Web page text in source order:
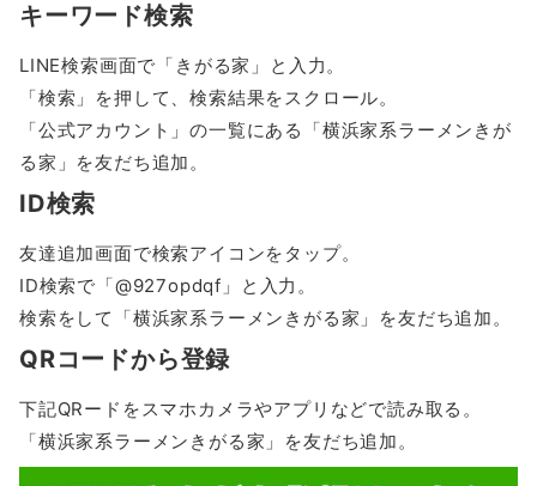
キーワード検索
LINE検索画面で「きがる家」と入力。
「検索」を押して、検索結果をスクロール。
「公式アカウント」の一覧にある「横浜家系ラーメンきが
る家」を友だち追加。
ID検索
友達追加画面で検索アイコンをタップ。
ID検索で「@927opdqf」と入力。
検索をして「横浜家系ラーメンきがる家」を友だち追加。
QRコードから登録
下記QRードをスマホカメラやアプリなどで読み取る。
「横浜家系ラーメンきがる家」を友だち追加。